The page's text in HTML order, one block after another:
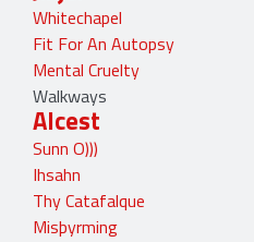
Whitechapel
Fit For An Autopsy
Mental Cruelty
Walkways
Alcest
Sunn O)))
Ihsahn
Thy Catafalque
Misþyrming